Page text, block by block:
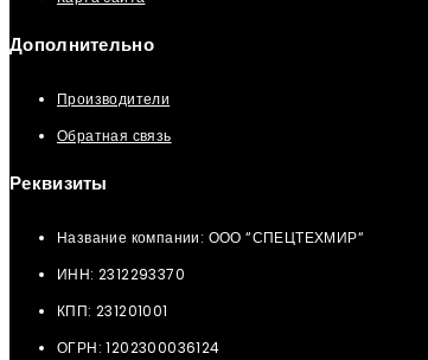
Дополнительно
Производители
Обратная связь
Реквизиты
Название компании: ООО “СПЕЦТЕХМИР“
ИНН: 2312293370
КПП: 231201001
ОГРН: 1202300036124